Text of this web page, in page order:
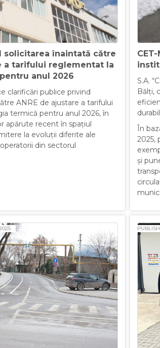
solicitarea înaintată către
a tarifului reglementat la
anul 2026
clarificări publice privind
ANRE de ajustare a tarifului
termică pentru anul 2026, în
apărute recent în spațiul
la evoluții diferite ale
din sectorul
S.A.
Bălți,
În
2025,
și